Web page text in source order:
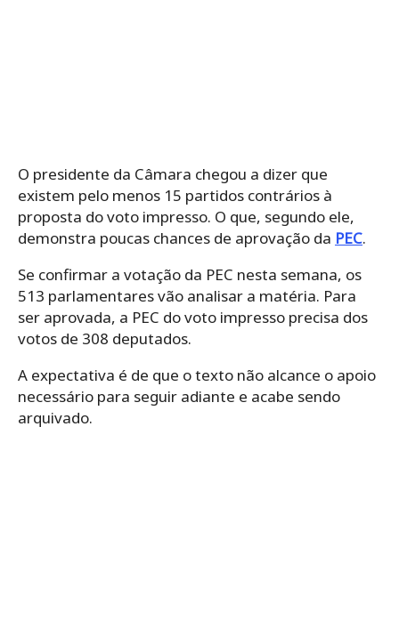
O presidente da Câmara chegou a dizer que
existem pelo menos 15 partidos contrários à
proposta do voto impresso. O que, segundo ele,
demonstra poucas chances de aprovação da PEC.
Se confirmar a votação da PEC nesta semana, os
513 parlamentares vão analisar a matéria. Para
ser aprovada, a PEC do voto impresso precisa dos
votos de 308 deputados.
A expectativa é de que o texto não alcance o apoio
necessário para seguir adiante e acabe sendo
arquivado.